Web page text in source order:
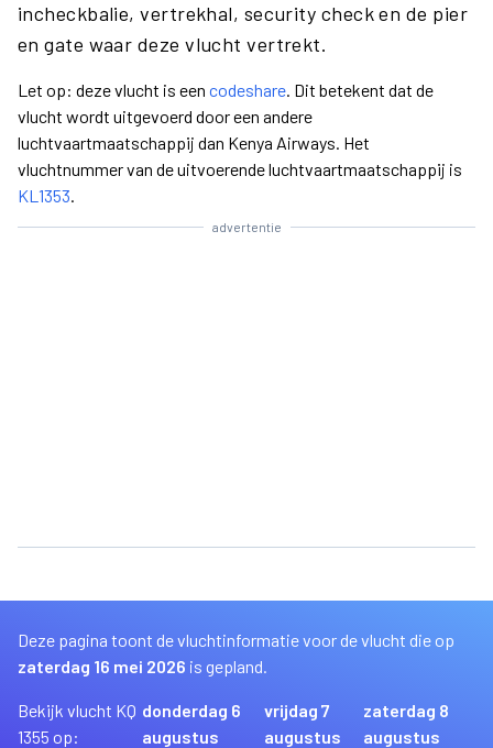
incheckbalie, vertrekhal, security check en de pier
en gate waar deze vlucht vertrekt.
Let op: deze vlucht is een codeshare. Dit betekent dat de
vlucht wordt uitgevoerd door een andere
luchtvaartmaatschappij dan Kenya Airways. Het
vluchtnummer van de uitvoerende luchtvaartmaatschappij is
KL1353.
advertentie
Deze pagina toont de vluchtinformatie voor de vlucht die op
zaterdag 16 mei 2026 is gepland.
Bekijk vlucht KQ
1355 op:
donderdag 6
augustus
vrijdag 7
augustus
zaterdag 8
augustus